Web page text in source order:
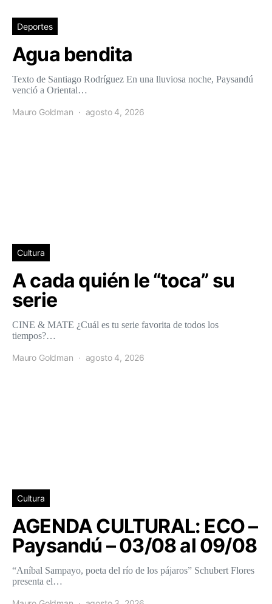
Deportes
Agua bendita
Texto de Santiago Rodríguez En una lluviosa noche, Paysandú
venció a Oriental…
Mauro Goldman agosto 4, 2026
Cultura
A cada quién le “toca” su
serie
CINE & MATE ¿Cuál es tu serie favorita de todos los
tiempos?…
Mauro Goldman agosto 4, 2026
Cultura
AGENDA CULTURAL: ECO –
Paysandú – 03/08 al 09/08
“Aníbal Sampayo, poeta del río de los pájaros” Schubert Flores
presenta el…